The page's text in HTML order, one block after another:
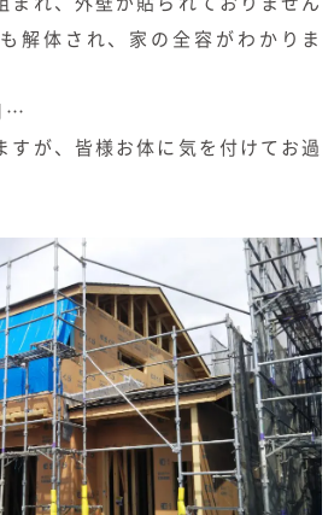
ーナー様Q&A
資料請求
お問い合わせ
0120-37-
1806
解体され、家の全容がわかりま
…
すが、皆様お体に気を付けてお過